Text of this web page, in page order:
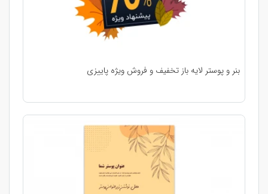
بنر و پوستر لایه باز تخفیف و فروش ویژه پاییزی